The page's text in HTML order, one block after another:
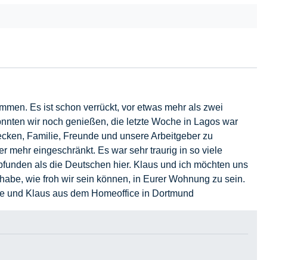
Es ist schon verrückt, vor etwas mehr als zwei
wir noch genießen, die letzte Woche in Lagos war
Familie, Freunde und unsere Arbeitgeber zu
mehr eingeschränkt. Es war sehr traurig in so viele
als die Deutschen hier. Klaus und ich möchten uns
wie froh wir sein können, in Eurer Wohnung zu sein.
Klaus aus dem Homeoffice in Dortmund